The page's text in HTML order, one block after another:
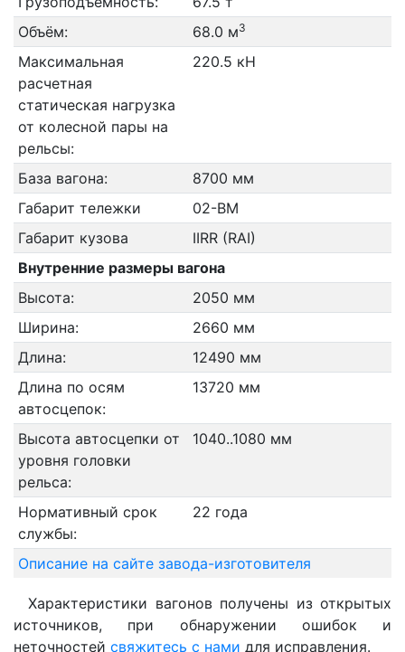
Объём:
68.0 м3
Максимальная
расчетная
статическая нагрузка
от колесной пары на
рельсы:
220.5 кН
База вагона:
8700 мм
Габарит тележки
02-ВМ
Габарит кузова
IIRR (RAI)
Внутренние размеры вагона
Высота:
2050 мм
Ширина:
2660 мм
Длина:
12490 мм
Длина по осям
автосцепок:
13720 мм
Высота автосцепки от
уровня головки
рельса:
1040..1080 мм
Нормативный срок
службы:
22 года
Описание на сайте завода-изготовителя
Характеристики вагонов получены из открытых
источников, при обнаружении ошибок и
неточностей свяжитесь с нами для исправления.